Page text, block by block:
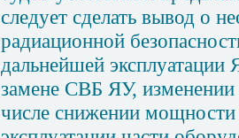
следует сделать вывод о
радиационной
дальнейшей
замене СВБ ЯУ, изменении
числе снижении мощности